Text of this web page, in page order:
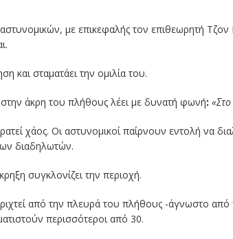
με επικεφαλής τον επιθεωρητή
και σταματάει την ομιλία του.
άκρη του πλήθους λέει με δυνατή φωνή:
χάος. Οι αστυνομικοί παίρνουν εντολή να
διαδηλωτών.
συγκλονίζει την περιοχή.
από την πλευρά του πλήθους -άγνωστο
περισσότεροι από 30.